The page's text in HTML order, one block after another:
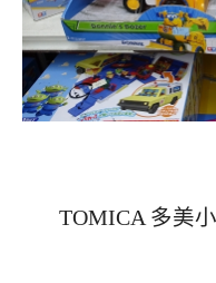
TOMICA 多美